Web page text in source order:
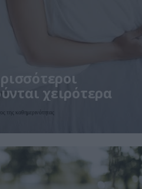
χειρότερα
της καθημερινότητας